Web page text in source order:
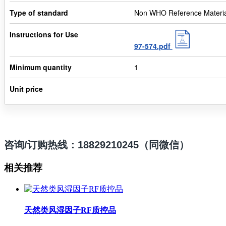
Type of standard Non WHO Reference
Instructions for Use
97-574.pdf
Minimum quantity 1
Unit price
咨询/订购热线：18829210245（同微信）
相关推荐
天然类风湿因子RF质控品